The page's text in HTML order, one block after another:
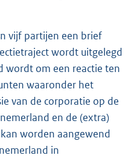
vijf partijen een brief
wordt uitgelegd
wordt om een reactie ten
waaronder het
van de corporatie op de
en de (extra)
worden aangewend
in